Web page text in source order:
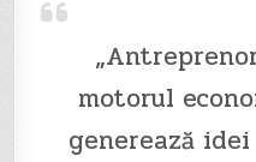
motorul
generează